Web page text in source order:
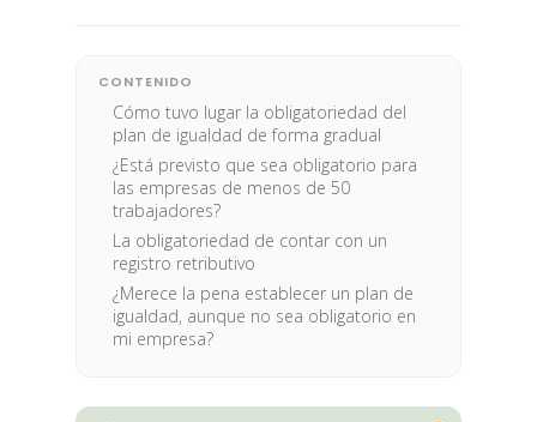
CONTENIDO
Cómo tuvo lugar la obligatoriedad del
plan de igualdad de forma gradual
¿Está previsto que sea obligatorio para
las empresas de menos de 50
trabajadores?
La obligatoriedad de contar con un
registro retributivo
¿Merece la pena establecer un plan de
igualdad, aunque no sea obligatorio en
mi empresa?